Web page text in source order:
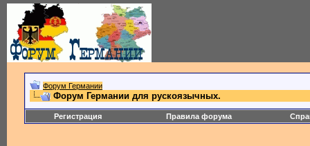
Форум Германии
Форум Германии для рускоязычных.
Регистрация Правила форума